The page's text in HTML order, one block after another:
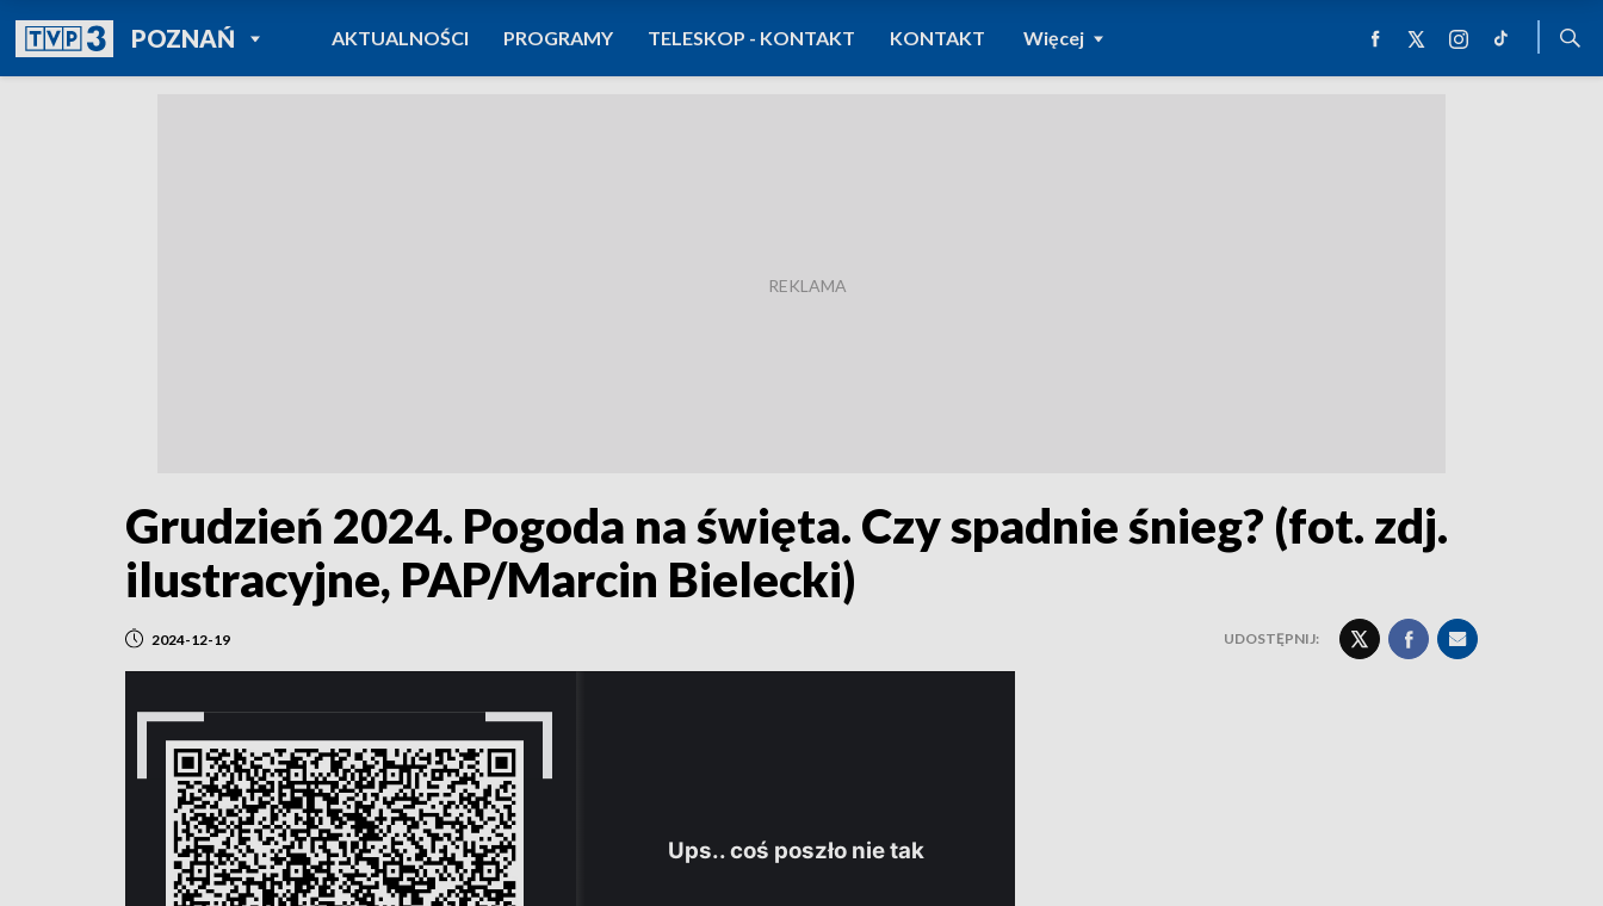
POZNAŃPOWRÓT DO
TVP REGIONY
AKTUALNOŚCI PROGRAMY TELESKOP - KONTAKT KONTAKT Więcej
Grudzień 2024. Pogoda na święta. Czy spadnie śnieg? (fot. zdj.
ilustracyjne, PAP/Marcin Bielecki)
2024-12-19 UDOSTĘPNIJ: